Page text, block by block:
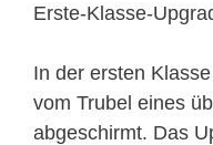
Erste-Klasse-
In der ersten
vom Trubel eines
abgeschirmt. Das